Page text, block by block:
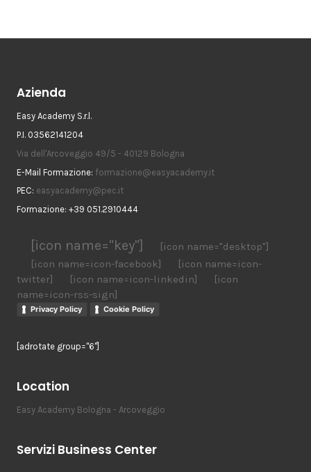
Azienda
Easy Academy S.r.l.
P.I. 03562141204
Via dell'Arcoveggio 49/5 - 40129 Bologna
E-Mail Formazione: formazione@easyacademy.it
PEC: easyacademy@pec.it
Formazione: +39 051.2910444
[icon name="key"]
[icon name="desktop"]
[icon name=icon-facebook]
[icon name=icon-
twitter]
[icon name=icon-linkedin]
[icon
name=icon-rss-sign]
Privacy Policy Cookie Policy
[adrotate group="6"]
Location
Easy Academy Bologna - Arcoveggio
Servizi Business Center